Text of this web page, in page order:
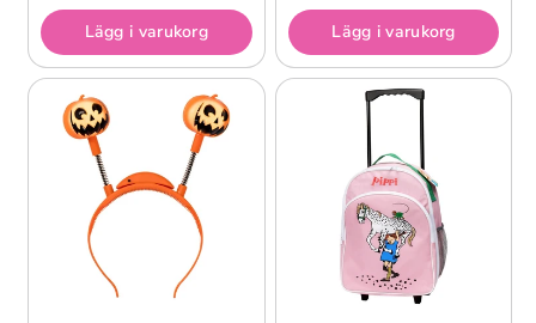
Lägg i varukorg Lägg i varukorg